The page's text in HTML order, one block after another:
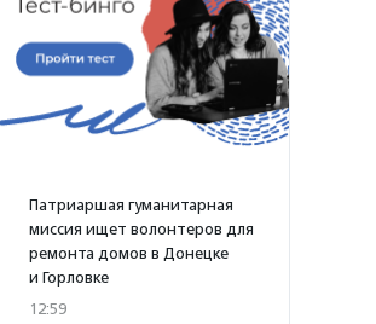
Патриаршая гуманитарная
миссия ищет волонтеров для
ремонта домов в Донецке
и Горловке
12:59